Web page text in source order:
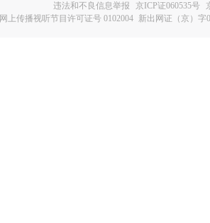
违法和不良信息举报
京ICP证060535号
网上传播视听节目许可证号 0102004 新出网证（京）